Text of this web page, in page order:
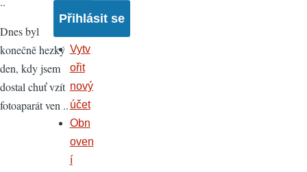
Dnes byl
konečně hezký
den, kdy jsem
dostal chuť vzít
fotoaparát ven ..
Vytv
ořit
nový
účet
Obn
oven
í